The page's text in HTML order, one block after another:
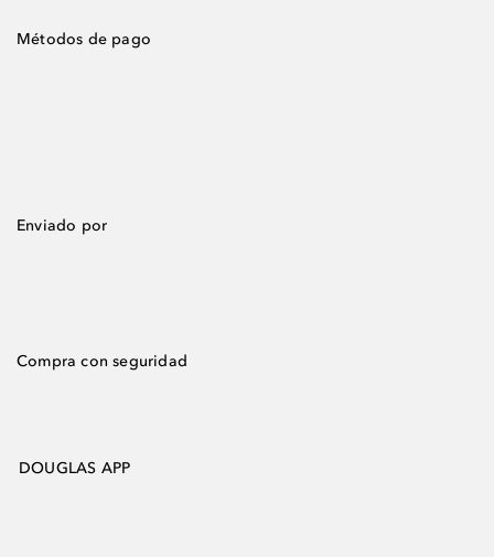
Métodos de pago
Enviado por
Compra con seguridad
DOUGLAS APP